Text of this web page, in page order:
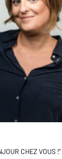
CHEZ VOUS !"